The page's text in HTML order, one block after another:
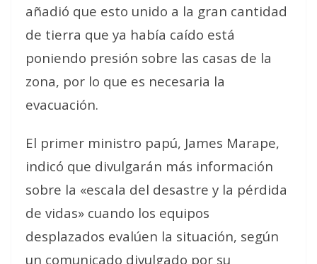
añadió que esto unido a la gran cantidad
de tierra que ya había caído está
poniendo presión sobre las casas de la
zona, por lo que es necesaria la
evacuación.
El primer ministro papú, James Marape,
indicó que divulgarán más información
sobre la «escala del desastre y la pérdida
de vidas» cuando los equipos
desplazados evalúen la situación, según
un comunicado divulgado por su